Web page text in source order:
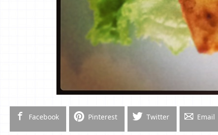
Facebook Pinterest Twitter Email